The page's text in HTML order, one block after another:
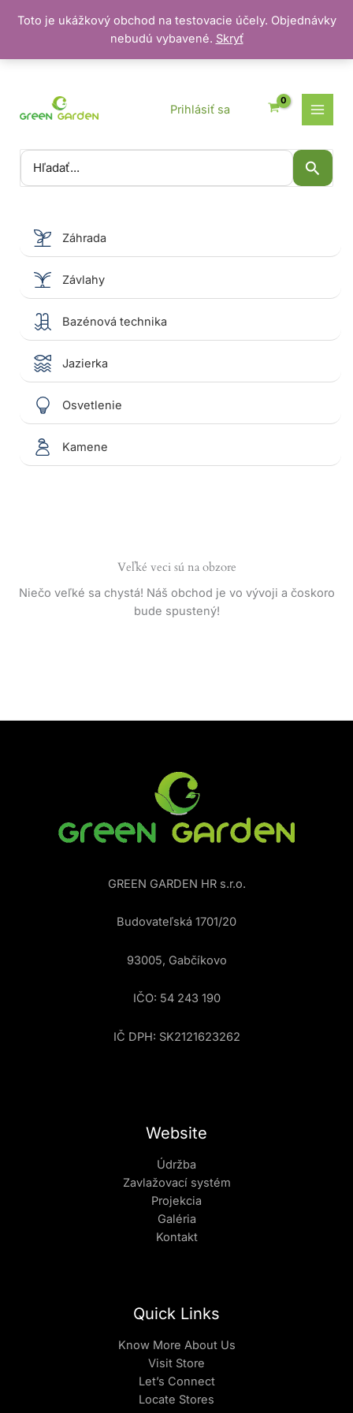
Toto je ukážkový obchod na testovacie účely. Objednávky
nebudú vybavené. Skryť
Vyhľadať:
Prihlásiť sa
Záhrada
Závlahy
Bazénová technika
Jazierka
Osvetlenie
Kamene
Veľké veci sú na obzore
Niečo veľké sa chystá! Náš obchod je vo vývoji a čoskoro
bude spustený!
GREEN GARDEN HR s.r.o.
Budovateľská 1701/20
93005, Gabčíkovo
IČO: 54 243 190
IČ DPH: SK2121623262
Website
Údržba
Zavlažovací systém
Projekcia
Galéria
Kontakt
Quick Links
Know More About Us
Visit Store
Let’s Connect
Locate Stores